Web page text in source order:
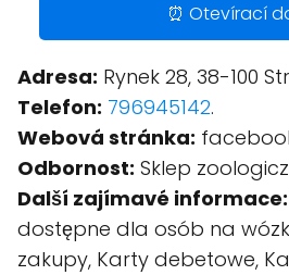
⏰ Otevírací
Adresa: Rynek 28, 38-100
Telefon: 796945142.
Webová stránka:
Odbornost: Sklep
Další zajímavé informace:
dostępne dla osób na
zakupy, Karty debetowe,